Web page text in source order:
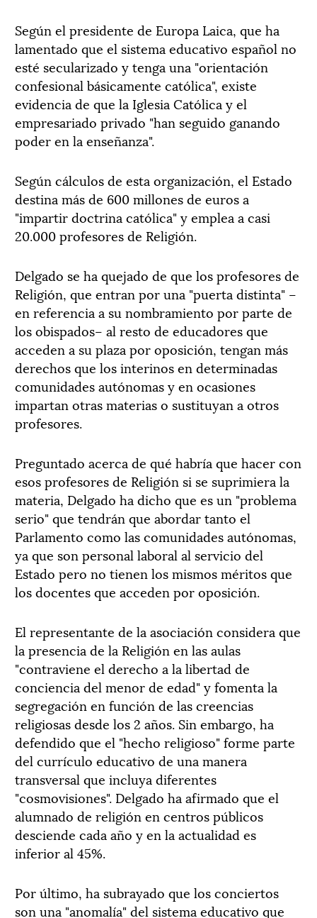
Según el presidente de Europa Laica, que ha
lamentado que el sistema educativo español no
esté secularizado y tenga una "orientación
confesional básicamente católica", existe
evidencia de que la Iglesia Católica y el
empresariado privado "han seguido ganando
poder en la enseñanza".
Según cálculos de esta organización, el Estado
destina más de 600 millones de euros a
"impartir doctrina católica" y emplea a casi
20.000 profesores de Religión.
Delgado se ha quejado de que los profesores de
Religión, que entran por una "puerta distinta" –
en referencia a su nombramiento por parte de
los obispados– al resto de educadores que
acceden a su plaza por oposición, tengan más
derechos que los interinos en determinadas
comunidades autónomas y en ocasiones
impartan otras materias o sustituyan a otros
profesores.
Preguntado acerca de qué habría que hacer con
esos profesores de Religión si se suprimiera la
materia, Delgado ha dicho que es un "problema
serio" que tendrán que abordar tanto el
Parlamento como las comunidades autónomas,
ya que son personal laboral al servicio del
Estado pero no tienen los mismos méritos que
los docentes que acceden por oposición.
El representante de la asociación considera que
la presencia de la Religión en las aulas
"contraviene el derecho a la libertad de
conciencia del menor de edad" y fomenta la
segregación en función de las creencias
religiosas desde los 2 años. Sin embargo, ha
defendido que el "hecho religioso" forme parte
del currículo educativo de una manera
transversal que incluya diferentes
"cosmovisiones". Delgado ha afirmado que el
alumnado de religión en centros públicos
desciende cada año y en la actualidad es
inferior al 45%.
Por último, ha subrayado que los conciertos
son una "anomalía" del sistema educativo que